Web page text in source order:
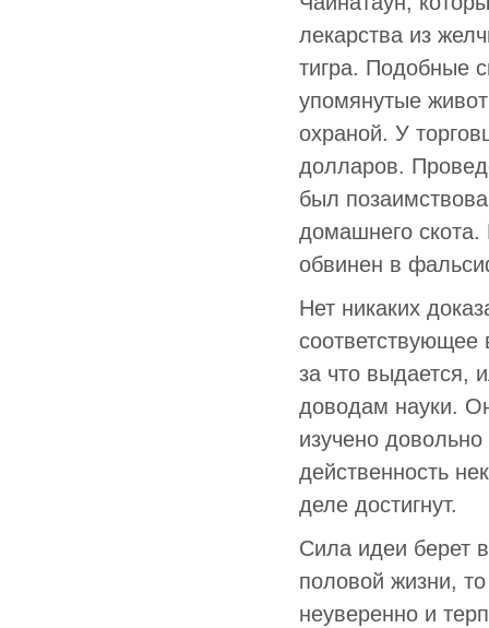
лекарства из
тигра. Подобные
упомянутые
охраной. У
долларов.
был
домашнего
обвинен в
Нет никаких
соответствующее
за что выдается,
доводам науки.
изучено
действенность
деле достигнут.
Сила идеи берет
половой жизни,
неуверенно и